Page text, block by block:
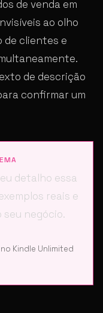
de venda em
ao olho
de clientes e
de descrição
confirmar um
eu detalho essa
reais e
seu negócio.
Kindle Unlimited